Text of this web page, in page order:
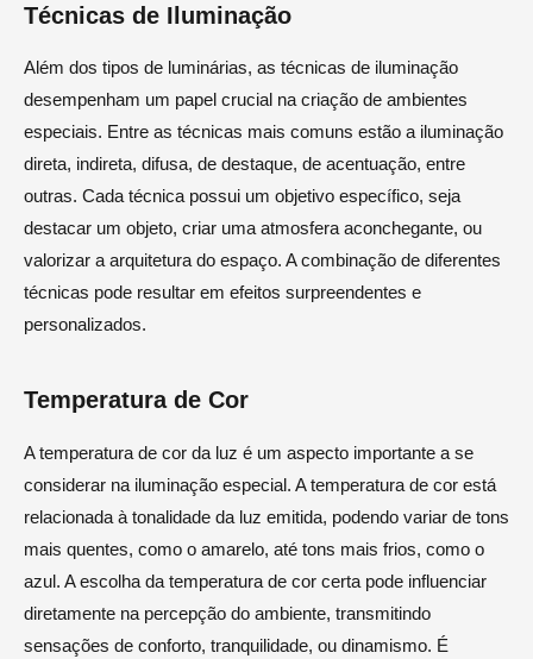
Técnicas de Iluminação
Além dos tipos de luminárias, as técnicas de iluminação
desempenham um papel crucial na criação de ambientes
especiais. Entre as técnicas mais comuns estão a iluminação
direta, indireta, difusa, de destaque, de acentuação, entre
outras. Cada técnica possui um objetivo específico, seja
destacar um objeto, criar uma atmosfera aconchegante, ou
valorizar a arquitetura do espaço. A combinação de diferentes
técnicas pode resultar em efeitos surpreendentes e
personalizados.
Temperatura de Cor
A temperatura de cor da luz é um aspecto importante a se
considerar na iluminação especial. A temperatura de cor está
relacionada à tonalidade da luz emitida, podendo variar de tons
mais quentes, como o amarelo, até tons mais frios, como o
azul. A escolha da temperatura de cor certa pode influenciar
diretamente na percepção do ambiente, transmitindo
sensações de conforto, tranquilidade, ou dinamismo. É